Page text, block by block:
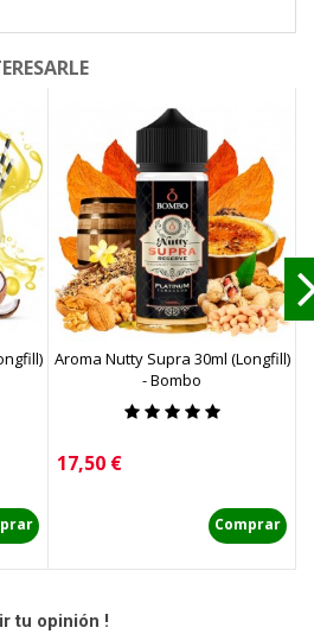
Aroma Nutty Supra 30ml (Longfill)
- Bombo
Precio
17,50 €
Comprar
tu opinión !